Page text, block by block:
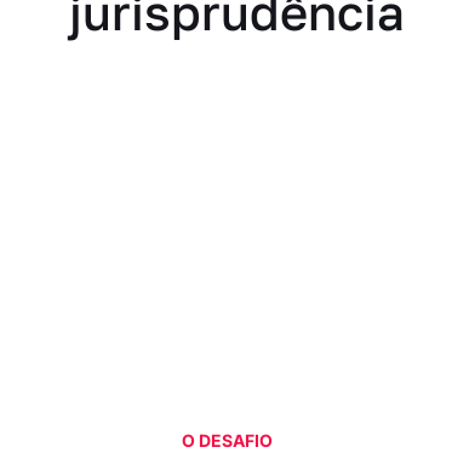
jurisprudência
O DESAFIO